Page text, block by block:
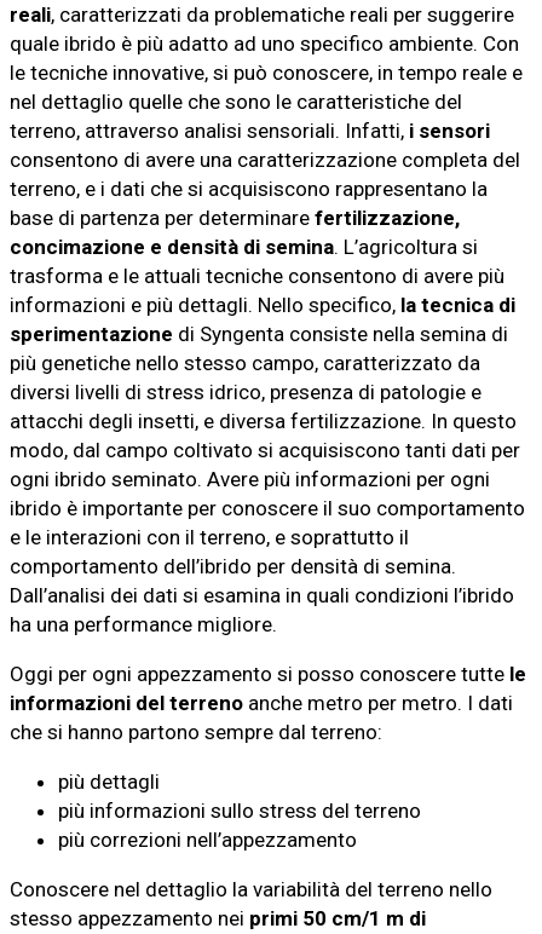
reali, caratterizzati da problematiche reali per suggerire
quale ibrido è più adatto ad uno specifico ambiente. Con
le tecniche innovative, si può conoscere, in tempo reale e
nel dettaglio quelle che sono le caratteristiche del
terreno, attraverso analisi sensoriali. Infatti, i sensori
consentono di avere una caratterizzazione completa del
terreno, e i dati che si acquisiscono rappresentano la
base di partenza per determinare fertilizzazione,
concimazione e densità di semina. L’agricoltura si
trasforma e le attuali tecniche consentono di avere più
informazioni e più dettagli. Nello specifico, la tecnica di
sperimentazione di Syngenta consiste nella semina di
più genetiche nello stesso campo, caratterizzato da
diversi livelli di stress idrico, presenza di patologie e
attacchi degli insetti, e diversa fertilizzazione. In questo
modo, dal campo coltivato si acquisiscono tanti dati per
ogni ibrido seminato. Avere più informazioni per ogni
ibrido è importante per conoscere il suo comportamento
e le interazioni con il terreno, e soprattutto il
comportamento dell’ibrido per densità di semina.
Dall’analisi dei dati si esamina in quali condizioni l’ibrido
ha una performance migliore.
Oggi per ogni appezzamento si posso conoscere tutte le
informazioni del terreno anche metro per metro. I dati
che si hanno partono sempre dal terreno:
più dettagli
più informazioni sullo stress del terreno
più correzioni nell’appezzamento
Conoscere nel dettaglio la variabilità del terreno nello
stesso appezzamento nei primi 50 cm/1 m di